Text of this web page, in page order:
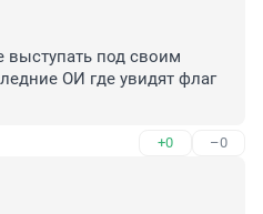
под своим
ОИ где увидят флаг
+0 –0